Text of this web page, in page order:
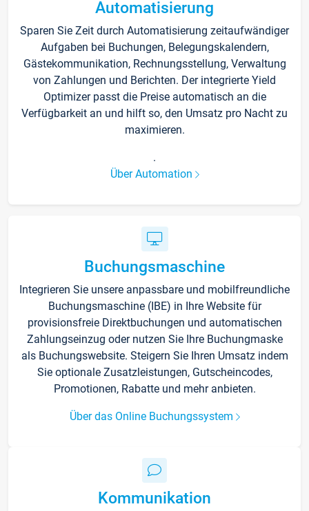
Automatisierung
Sparen Sie Zeit durch Automatisierung zeitaufwändiger
Aufgaben bei Buchungen, Belegungskalendern,
Gästekommunikation, Rechnungsstellung, Verwaltung
von Zahlungen und Berichten. Der integrierte Yield
Optimizer passt die Preise automatisch an die
Verfügbarkeit an und hilft so, den Umsatz pro Nacht zu
maximieren.
.
Über Automation
Buchungsmaschine
Integrieren Sie unsere anpassbare und mobilfreundliche
Buchungsmaschine (IBE) in Ihre Website für
provisionsfreie Direktbuchungen und automatischen
Zahlungseinzug oder nutzen Sie Ihre Buchungmaske
als Buchungswebsite. Steigern Sie Ihren Umsatz indem
Sie optionale Zusatzleistungen, Gutscheincodes,
Promotionen, Rabatte und mehr anbieten.
Über das Online Buchungssystem
Kommunikation